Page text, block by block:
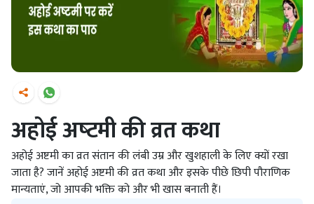
अहोई अष्‍टमी की व्रत कथा
अहोई अष्टमी का व्रत संतान की लंबी उम्र और खुशहाली के लिए क्यों रखा
जाता है? जानें अहोई अष्टमी की व्रत कथा और इसके पीछे छिपी पौराणिक
मान्यताएं, जो आपकी भक्ति को और भी खास बनाती हैं।